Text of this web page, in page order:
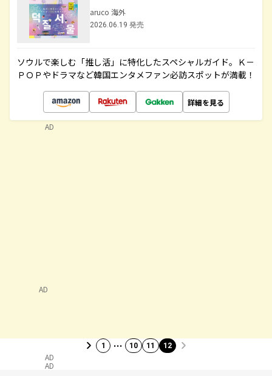
aruco 海外
2026.06.19 発売
ソウルで楽しむ「推し活」に特化したスペシャルガイド。Ｋ－
ＰＯＰやドラマなど韓国エンタメファン必訪スポットが満載！
詳細を見る
AD
1 … 10 11 12
AD
AD
AD